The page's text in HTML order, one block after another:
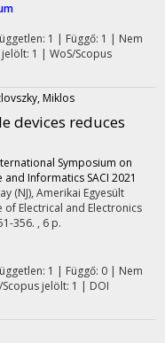
1 | Függő: 1 | Nem
1 | WoS/Scopus
Miklos
devices reduces
Symposium on
Informatics SACI 2021
(NJ), Amerikai Egyesült
of Electrical and Electronics
356. , 6 p.
1 | Függő: 0 | Nem
jelölt: 1 | DOI